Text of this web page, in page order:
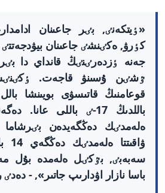
«ٶيتكەنٸ, بٸر جاعىنان
كٶرۋ, ەكٸنشٸ جاعىنان بيۋدجەتتٸ
جەنە ٶزدەرٸنٸڭ قانداي دا
ٷشٸن ۇسىنۋ قاجەت.
باللدىڭ 17-ٸ باللى
ەلەمدٸك دەڭگەيدەن
سەبەبٸ, بٷكٸل ەلەمدە بۇل
باسا نازار اۋدارىپ جاتىر», -